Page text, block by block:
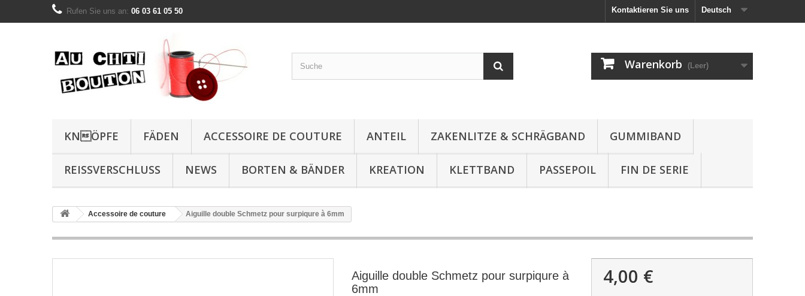
Deutsch
Kontaktieren Sie uns
Rufen Sie uns an: 06 03 61 05 50
Warenkorb (Leer)
KNÖPFE FÄDEN ACCESSOIRE DE COUTURE ANTEIL ZAKENLITZE & SCHRÄGBAND GUMMIBAND
REISSVERSCHLUSS NEWS BORTEN & BÄNDER KREATION KLETTBAND PASSEPOIL FIN DE SERIE
Accessoire de couture Aiguille double Schmetz pour surpiqure à 6mm
Aiguille double Schmetz pour surpiqure à
6mm
4,00 €